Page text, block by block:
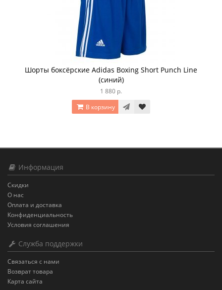
Шорты боксёрские Adidas Boxing Short Punch Line
(синий)
1 880 р.
В корзину
Информация
Скидки
О нас
Оплата и доставка
Конфиденциальность
Условия соглашения
Служба поддержки
Связаться с нами
Возврат товара
Карта сайта